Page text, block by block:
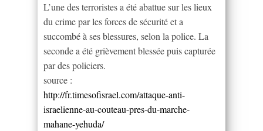
L’une des terroristes a été abattue sur les lieux
du crime par les forces de sécurité et a
succombé à ses blessures, selon la police. La
seconde a été grièvement blessée puis capturée
par des policiers.
source :
http://fr.timesofisrael.com/attaque-anti-
israelienne-au-couteau-pres-du-marche-
mahane-yehuda/